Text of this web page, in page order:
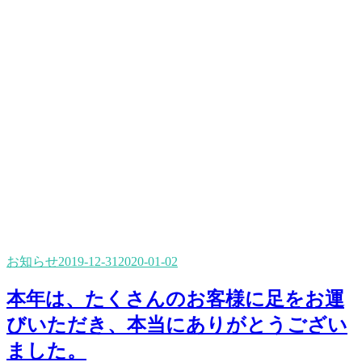
お知らせ2019-12-31 2020-01-02
本年は、たくさんのお客様に足をお運
びいただき、本当にありがとうござい
ました。